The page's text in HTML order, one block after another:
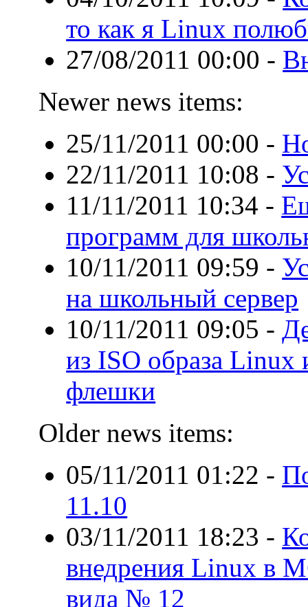
то как я Linux
27/08/2011 00:00 -
Newer news items:
25/11/2011 00:00 -
22/11/2011 10:08 -
11/11/2011 10:34 -
программ для
10/11/2011 09:59 -
на школьный сервер
10/11/2011 09:05 -
из ISO образа Linux
флешки
Older news items:
05/11/2011 01:22 -
11.10
03/11/2011 18:23 -
внедрения Linux в
вида № 12